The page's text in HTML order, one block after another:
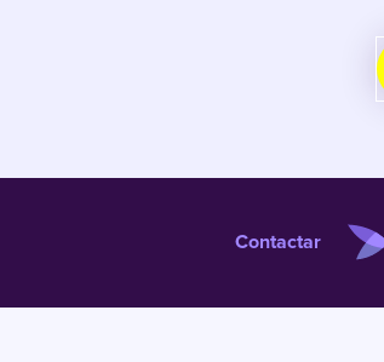
Contactar